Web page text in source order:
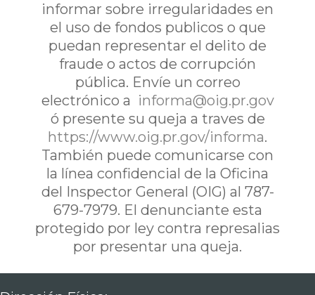
informar sobre irregularidades en
el uso de fondos publicos o que
puedan representar el delito de
fraude o actos de corrupción
pública. Envíe un correo
electrónico a informa@oig.pr.gov
ó presente su queja a traves de
https://www.oig.pr.gov/informa.
También puede comunicarse con
la línea confidencial de la Oficina
del Inspector General (OIG) al 787-
679-7979. El denunciante esta
protegido por ley contra represalias
por presentar una queja.